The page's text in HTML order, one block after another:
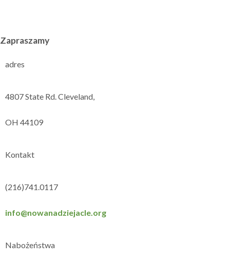
Zapraszamy
adres
4807 State Rd. Cleveland,
OH 44109
Kontakt
(216)741.0117
info@nowanadziejacle.org
Nabożeństwa